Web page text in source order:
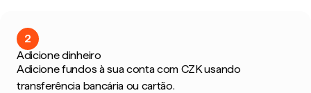
2
Adicione dinheiro
Adicione fundos à sua conta com CZK usando
transferência bancária ou cartão.